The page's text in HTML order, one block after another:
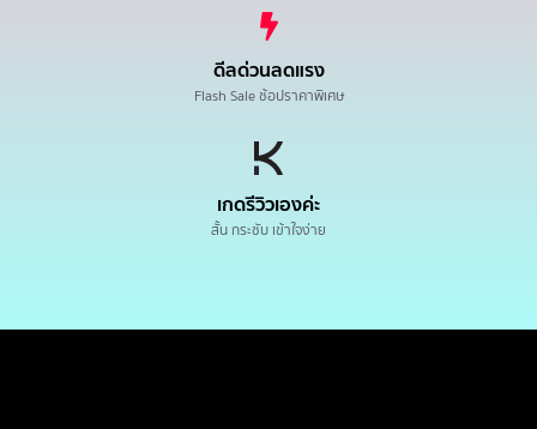
ดีลด่วนลดแรง
Flash Sale ช้อปราคาพิเศษ
เกดรีวิวเองค่ะ
สั้น กระชับ เข้าใจง่าย